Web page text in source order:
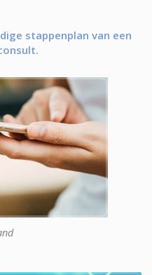
stappenplan van een